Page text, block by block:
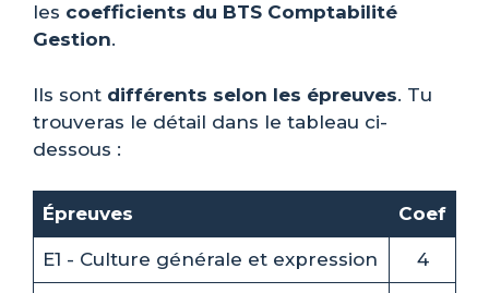
les coefficients du BTS Comptabilité
Gestion.
Ils sont différents selon les épreuves. Tu
trouveras le détail dans le tableau ci-
dessous :
Épreuves Coef
E1 - Culture générale et expression 4